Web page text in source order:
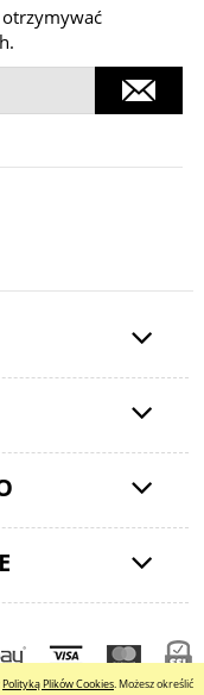
Polityką Plików Cookies. Możesz określić
otrzymywać